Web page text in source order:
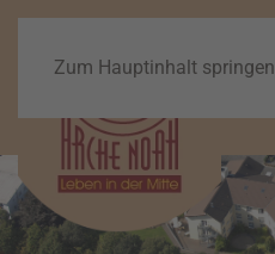
Zum Hauptinhalt springen